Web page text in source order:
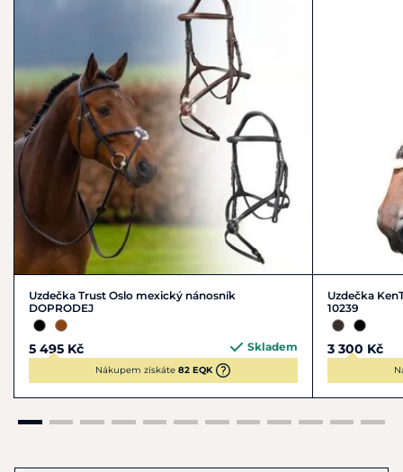
Uzdečka Trust Oslo mexický nánosník
DOPRODEJ
5 495 Kč Skladem
Nákupem získáte82 EQK
Uzdečka
10239
3 300 Kč